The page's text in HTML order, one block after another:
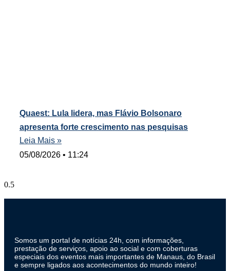
Quaest: Lula lidera, mas Flávio Bolsonaro
apresenta forte crescimento nas pesquisas
Leia Mais »
05/08/2026
11:24
Somos um portal de notícias 24h, com informações,
prestação de serviços, apoio ao social e com coberturas
especiais dos eventos mais importantes de Manaus, do Brasil
e sempre ligados aos acontecimentos do mundo inteiro!